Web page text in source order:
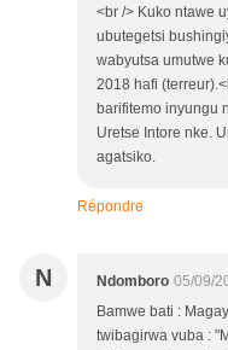
<br /> Kuko ntawe
ubutegetsi
wabyutsa umutwe
2018 hafi
barifitemo inyungu
Uretse Intore nke.
agatsiko.
Répondre
N Ndomboro 05/09/
Bamwe bati :
twibagirwa vuba :